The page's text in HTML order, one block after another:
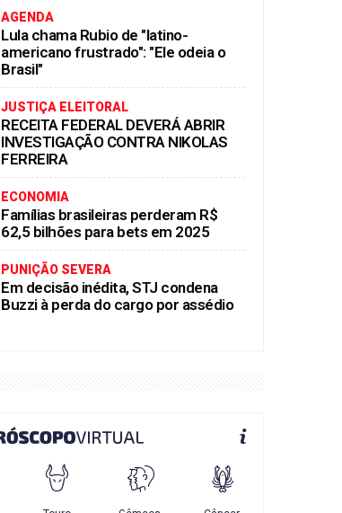
AGENDA
Lula chama Rubio de "latino-
americano frustrado": "Ele odeia o
Brasil"
JUSTIÇA ELEITORAL
RECEITA FEDERAL DEVERÁ ABRIR
INVESTIGAÇÃO CONTRA NIKOLAS
FERREIRA
ECONOMIA
Famílias brasileiras perderam R$
62,5 bilhões para bets em 2025
PUNIÇÃO SEVERA
Em decisão inédita, STJ condena
Buzzi à perda do cargo por assédio